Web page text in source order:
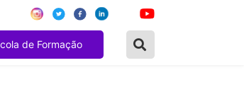
de Formação